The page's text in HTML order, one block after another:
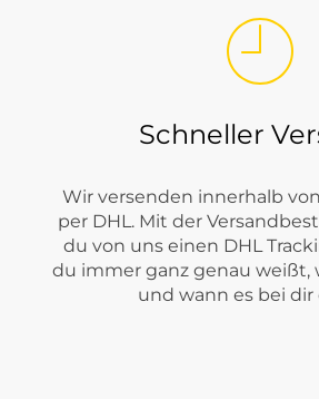
Bei Tara-M steht Tommy Hilfiger für
Casual-Momente. Besonders stark
Schneller
Wir versenden innerhalb
per DHL. Mit der
du von uns einen DHL
du immer ganz genau weißt,
und wann es bei